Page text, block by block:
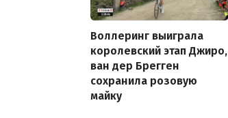
Воллеринг выиграла
королевский этап Джиро,
ван дер Брегген
сохранила розовую
майку